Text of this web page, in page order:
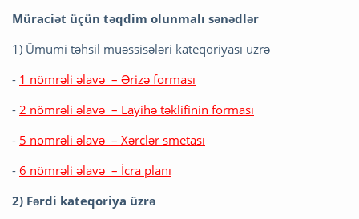
Müraciət üçün təqdim olunmalı sənədlər
1) Ümumi təhsil müəssisələri kateqoriyası üzrə
- 1 nömrəli əlavə – Ərizə forması
- 2 nömrəli əlavə – Layihə təklifinin forması
- 5 nömrəli əlavə – Xərclər smetası
- 6 nömrəli əlavə – İcra planı
2) Fərdi kateqoriya üzrə